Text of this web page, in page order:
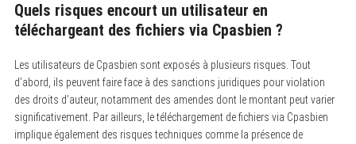
Quels risques encourt un utilisateur en
téléchargeant des fichiers via Cpasbien ?
Les utilisateurs de Cpasbien sont exposés à plusieurs risques. Tout
d’abord, ils peuvent faire face à des sanctions juridiques pour violation
des droits d’auteur, notamment des amendes dont le montant peut varier
significativement. Par ailleurs, le téléchargement de fichiers via Cpasbien
implique également des risques techniques comme la présence de